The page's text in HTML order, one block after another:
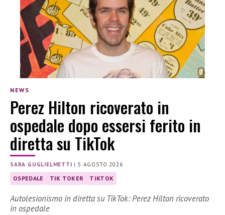
NEWS
Perez Hilton ricoverato in
ospedale dopo essersi ferito in
diretta su TikTok
SARA GUGLIELMETTI |5 AGOSTO 2026
OSPEDALE TIK TOKER TIKTOK
Autolesionismo in diretta su TikTok: Perez Hilton ricoverato
in ospedale